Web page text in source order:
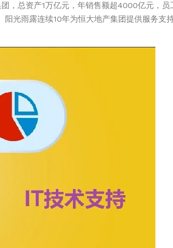
，总资产1万亿元，年销售额超4000亿元，员
光雨露连续10年为恒大地产集团提供服务支